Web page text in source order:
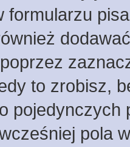
formularzu
to zrobisz,
pola